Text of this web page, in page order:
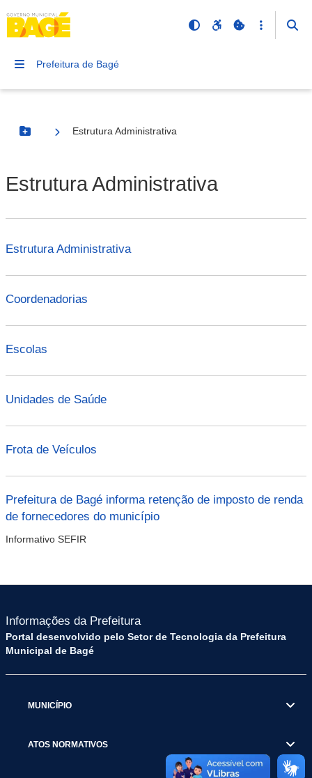
Prefeitura de Bagé
Botão Menu
Estrutura Administrativa
Estrutura Administrativa
Estrutura Administrativa
Coordenadorias
Escolas
Unidades de Saúde
Frota de Veículos
Prefeitura de Bagé informa retenção de imposto de renda
de fornecedores do município
Informativo SEFIR
Informações da Prefeitura
Portal desenvolvido pelo Setor de Tecnologia da Prefeitura
Municipal de Bagé
MUNICÍPIO
ATOS NORMATIVOS